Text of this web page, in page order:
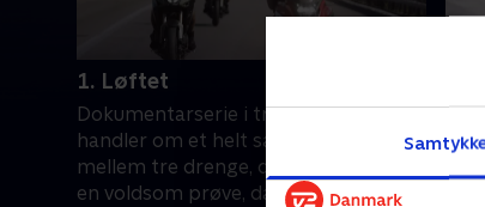
1. Løftet
Dokumentarserie i tre afsnit, der
handler om et helt særligt venskab
mellem tre drenge, der kommer på
en voldsom prøve, da Lukas som 23-